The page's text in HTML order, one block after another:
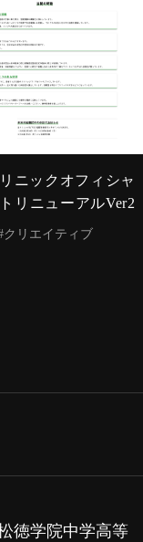
ニックオフィシャ
リニューアルVer2
クリエイティブ
徳学院中学高等